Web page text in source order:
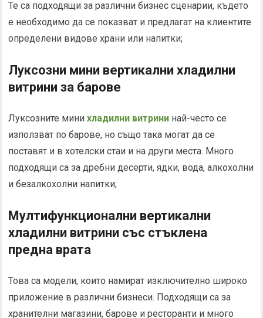
Те са подходящи за различни бизнес сценарии, където
е необходимо да се показват и предлагат на клиентите
определени видове храни или напитки;
Луксозни мини вертикални хладилни
витрини за барове
Луксозните минихладилни витрини най-често се
използват по барове, но също така могат да се
поставят и в хотелски стаи и на други места. Много
подходящи са за дребни десерти, ядки, вода, алкохолни
и безалкохолни напитки;
Мултифункционални вертикални
хладилни витрини със стъклена
предна врата
Това са модели, които намират изключително широко
приложение в различни бизнеси. Подходящи са за
хранителни магазини, барове и ресторанти и много